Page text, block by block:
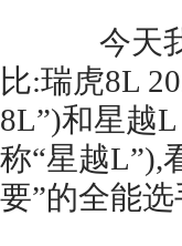
今天我
比:瑞虎8L
8L”)和星越
称“星越L”),
要”的全能选